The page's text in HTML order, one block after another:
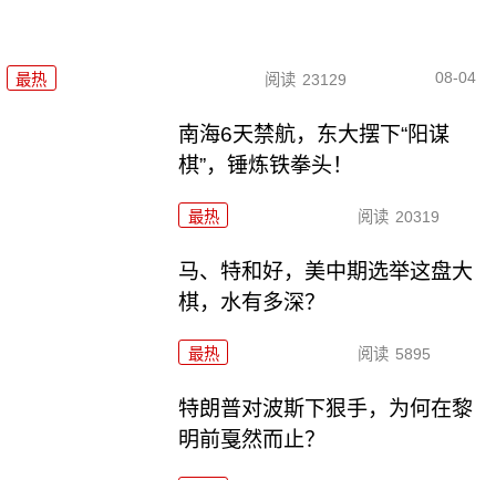
最热 阅读 23129 08-04
南海6天禁航，东大摆下“阳谋
棋”，锤炼铁拳头！
最热 阅读 20319
马、特和好，美中期选举这盘大
棋，水有多深？
最热 阅读 5895
特朗普对波斯下狠手，为何在黎
明前戛然而止？